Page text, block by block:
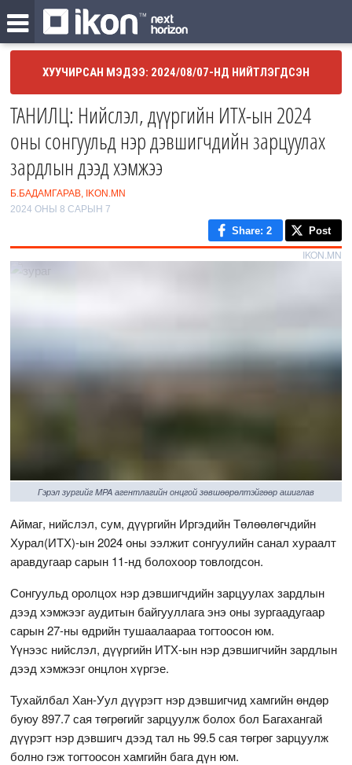
ХУУЧИРСАН МЭДЭЭ: 2024/08/07-НД НИЙТЛЭГДСЭН
ТАНИЛЦ: Нийслэл, дүүргийн ИТХ-ын 2024
оны сонгуульд нэр дэвшигчдийн зарцуулах
зардлын дээд хэмжээ
Б.БАДАМГАРАВ, IKON.MN
2024 ОНЫ 8 САРЫН 7
Share: 2 Post
IKON.MN
Гэрэл зургийг MPA агентлагийн онцгой зөвшөөрөлтэйгөөр ашиглав
Аймаг, нийслэл, сум, дүүргийн Иргэдийн Төлөөлөгчдийн
Хурал(ИТХ)-ын 2024 оны ээлжит сонгуулийн санал хураалт
аравдугаар сарын 11-нд болохоор товлогдсон.
Сонгуульд оролцох нэр дэвшигчдийн зарцуулах зардлын
дээд хэмжээг аудитын байгууллага энэ оны зургаадугаар
сарын 27-ны өдрийн тушаалаараа тогтоосон юм.
Үүнээс нийслэл, дүүргийн ИТХ-ын нэр дэвшигчийн зардлын
дээд хэмжээг онцлон хүргэе.
Тухайлбал Хан-Уул дүүрэгт нэр дэвшигчид хамгийн өндөр
буюу 897.7 сая төгрөгийг зарцуулж болох бол Багахангай
дүүрэгт нэр дэвшигч дээд тал нь 99.5 сая төгрөг зарцуулж
болно гэж тогтоосон хамгийн бага дүн юм.